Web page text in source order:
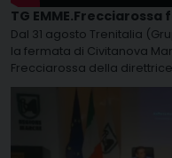
TG
Dal 31 agosto Trenitalia
la fermata di Civitanova
Frecciarossa della